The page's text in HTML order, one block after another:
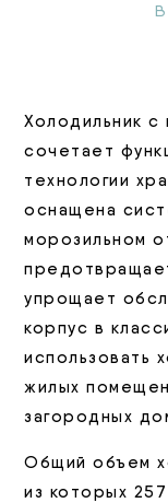
Холодильник
сочетает
технологии
оснащена
морозильном
упрощает
корпус в
использовать
жилых
загородных
Общий объем
из которых